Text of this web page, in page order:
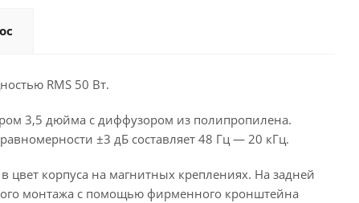
RMS 50 Вт.
3,5 дюйма с диффузором из полипропилена.
±3 дБ составляет 48 Гц — 20 кГц.
корпуса на магнитных креплениях. На задней
монтажа с помощью фирменного кронштейна